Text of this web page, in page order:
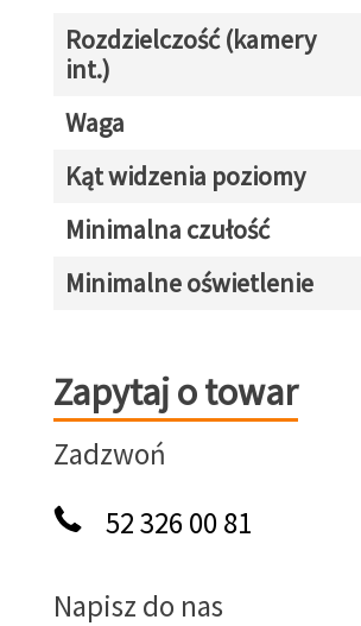
Rozdzielczość (kamery
int.)
Waga
Kąt widzenia poziomy
Minimalna czułość
Minimalne oświetlenie
Zapytaj o towar
Zapytaj o towar
Zadzwoń
52 326 00 81
Napisz do nas